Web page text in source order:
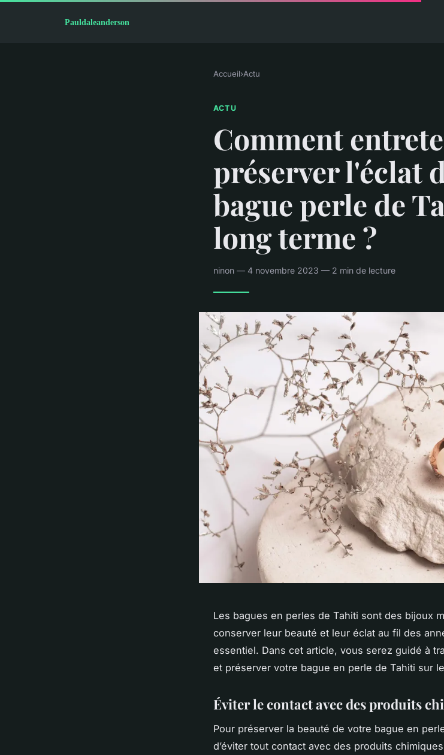
Accueil›Actu
ACTU
Comment
préserver l'éclat
bague perle de
long terme ?
ninon — 4 novembre 2023 — 2 min de lecture
Les bagues en perles de Tahiti sont des bijoux
conserver leur beauté et leur éclat au fil des
essentiel. Dans cet article, vous serez guidé à
et préserver votre bague en perle de Tahiti sur
Éviter le contact avec des produits
Pour préserver la beauté de votre bague en
d’éviter tout contact avec des produits